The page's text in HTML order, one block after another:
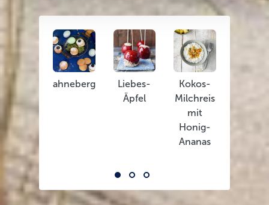
Sahneberge
Liebes-
Äpfel
Kokos-
Milchreis
mit
Honig-
Ananas